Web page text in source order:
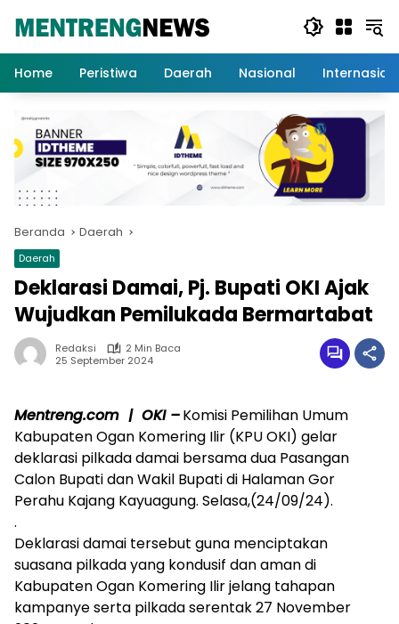
Home
Peristiwa Daerah Nasional
Beranda Daerah
Daerah
Deklarasi Damai, Pj. Bupati OKI Ajak
Wujudkan Pemilukada Bermartabat
Redaksi
2 Min Baca
25 September 2024
Mentreng.com | OKI –Komisi Pemilihan Umum
Kabupaten Ogan Komering Ilir (KPU OKI) gelar
deklarasi pilkada damai bersama dua Pasangan
Calon Bupati dan Wakil Bupati di Halaman Gor
Perahu Kajang Kayuagung. Selasa,(24/09/24).
.
Deklarasi damai tersebut guna menciptakan
suasana pilkada yang kondusif dan aman di
Kabupaten Ogan Komering Ilir jelang tahapan
kampanye serta pilkada serentak 27 November